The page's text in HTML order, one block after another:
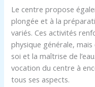
Le centre propose
plongée et à la
variés. Ces activités
physique générale,
soi et la maîtrise de
vocation du centre à
tous ses aspects.